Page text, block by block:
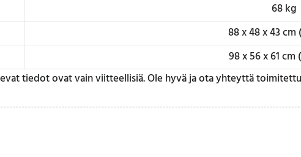
68 kg
88 x 48 x 43 cm
98 x 56 x 61 cm
tiedot ovat vain viitteellisiä. Ole hyvä ja ota yhteyttä